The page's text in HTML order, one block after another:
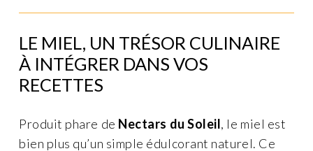
LE MIEL, UN TRÉSOR CULINAIRE
À INTÉGRER DANS VOS
RECETTES
Produit phare de Nectars du Soleil, le miel est
bien plus qu’un simple édulcorant naturel. Ce